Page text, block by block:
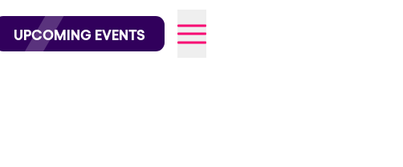
on Instagram
on TikTok
UPCOMING EVENTS